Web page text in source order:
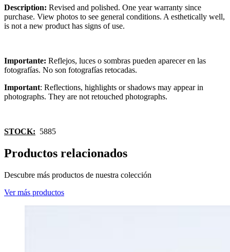
Description: Revised and polished. One year warranty since
purchase. View photos to see general conditions. A esthetically well,
is not a new product has signs of use.
Importante: Reflejos, luces o sombras pueden aparecer en las
fotografías. No son fotografías retocadas.
Important: Reflections, highlights or shadows may appear in
photographs. They are not retouched photographs.
STOCK: 5885
Productos relacionados
Descubre más productos de nuestra colección
Ver más productos